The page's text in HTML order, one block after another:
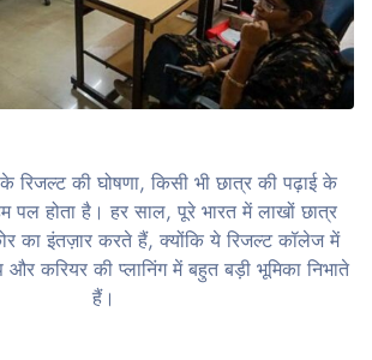
रिजल्ट की घोषणा, किसी भी छात्र की पढ़ाई के
होता है। हर साल, पूरे भारत में लाखों छात्र
का इंतज़ार करते हैं, क्योंकि ये रिजल्ट कॉलेज में
करियर की प्लानिंग में बहुत बड़ी भूमिका निभाते
हैं।